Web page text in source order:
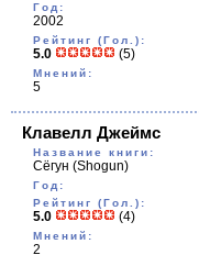
Год:
2002
Рейтинг (Гол.):
5.0 (5)
Мнений:
5
Клавелл Джеймс
Название книги:
Сёгун (Shogun)
Год:
Рейтинг (Гол.):
5.0 (4)
Мнений:
2